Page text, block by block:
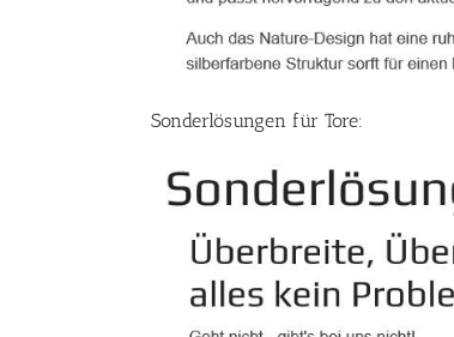
Sonderlösungen für Tore: